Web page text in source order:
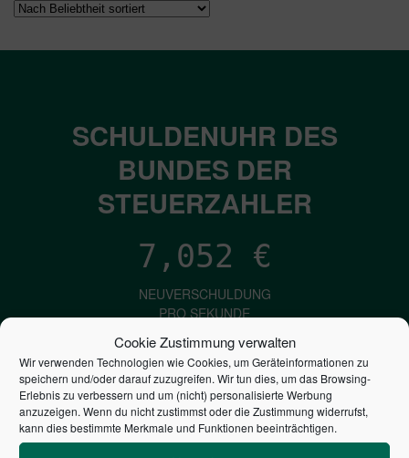
Cookie Zustimmung verwalten
Wir verwenden Technologien wie Cookies, um Geräteinformationen zu
speichern und/oder darauf zuzugreifen. Wir tun dies, um das Browsing-
Erlebnis zu verbessern und um (nicht) personalisierte Werbung
anzuzeigen. Wenn du nicht zustimmst oder die Zustimmung widerrufst,
kann dies bestimmte Merkmale und Funktionen beeinträchtigen.
SCHULDENUHR DES
BUNDES DER
STEUERZAHLER
7,052 €
NEUVERSCHULDUNG
PRO SEKUNDE
1,601€
ZINSEN
PRO SEKUNDE